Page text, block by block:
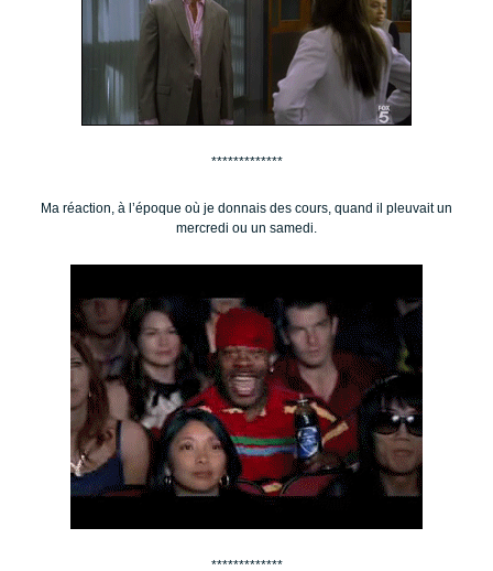
*************
Ma réaction, à l’époque où je donnais des cours, quand il pleuvait un
mercredi ou un samedi.
*************